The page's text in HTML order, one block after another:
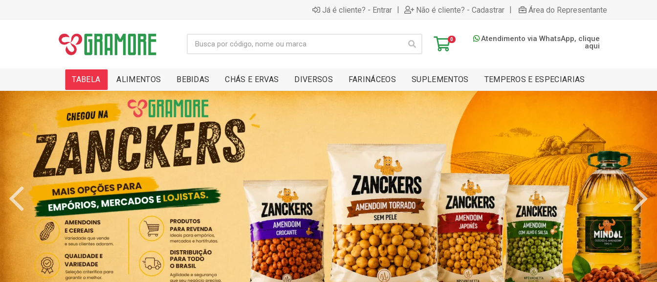
Já é cliente? - Entrar | Não é cliente? - Cadastrar | Área do Representante
0
Atendimento via WhatsApp, clique
aqui
TABELA ALIMENTOS BEBIDAS CHÁS E ERVAS DIVERSOS FARINÁCEOS SUPLEMENTOS TEMPEROS E ESPECIARIAS